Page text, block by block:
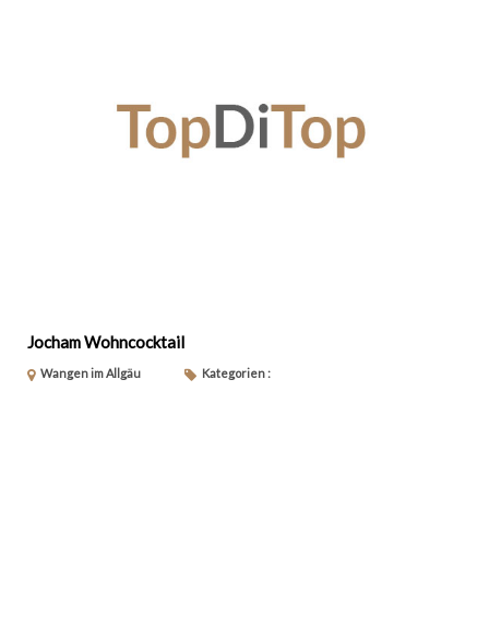
Jocham Wohncocktail
Wangen im Allgäu Kategorien :